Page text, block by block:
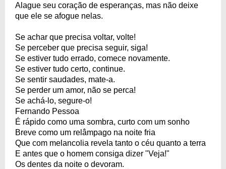
Alague seu coração de esperanças, mas não deixe
que ele se afogue nelas.
Se achar que precisa voltar, volte!
Se perceber que precisa seguir, siga!
Se estiver tudo errado, comece novamente.
Se estiver tudo certo, continue.
Se sentir saudades, mate-a.
Se perder um amor, não se perca!
Se achá-lo, segure-o!
Fernando Pessoa
É rápido como uma sombra, curto com um sonho
Breve como um relâmpago na noite fria
Que com melancolia revela tanto o céu quanto a terra
E antes que o homem consiga dizer "Veja!"
Os dentes da noite o devoram.